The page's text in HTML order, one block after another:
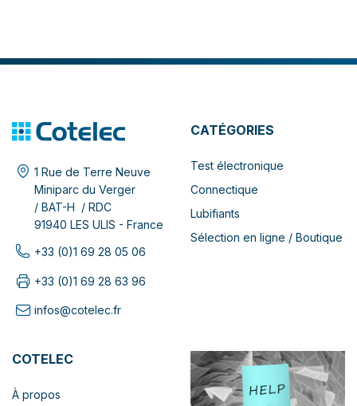
1 Rue de Terre Neuve
Miniparc du Verger
/ BAT-H / RDC
91940 LES ULIS - France
+33 (0)1 69 28 05 06
+33 (0)1 69 28 63 96
infos@cotelec.fr
CATÉGORIES
Test électronique
Connectique
Lubifiants
Sélection en ligne / Boutique
COTELEC
À propos